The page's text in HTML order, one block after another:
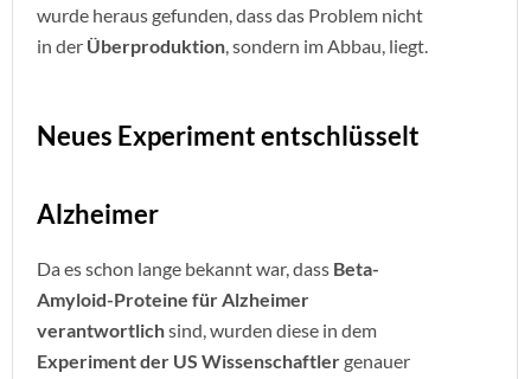
wurde heraus gefunden, dass das Problem nicht
in der Überproduktion, sondern im Abbau, liegt.
Neues Experiment entschlüsselt
Alzheimer
Da es schon lange bekannt war, dass Beta-
Amyloid-Proteine für Alzheimer
verantwortlichsind, wurden diese in dem
Experiment der US Wissenschaftlergenauer